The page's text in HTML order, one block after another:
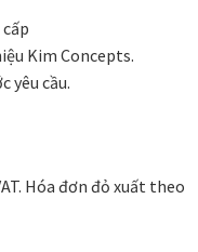
Kim Concepts.
yêu cầu.
Hóa đơn đỏ xuất theo